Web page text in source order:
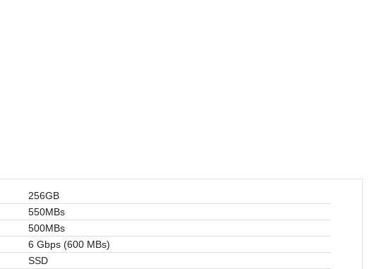
256GB
550MBs
500MBs
6 Gbps (600 MBs)
SSD